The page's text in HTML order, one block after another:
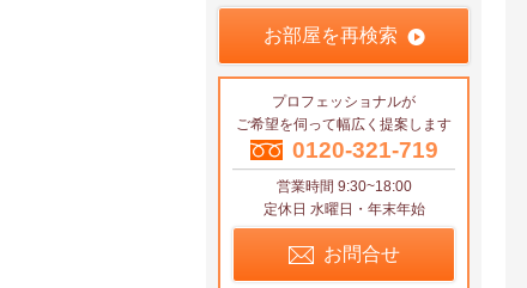
申込無し物件
のみ表示お部屋を再検索
プロフェッショナルが
ご希望を伺って幅広く提案します
0120-321-719
営業時間 9:30~18:00
定休日 水曜日・年末年始
お問合せ